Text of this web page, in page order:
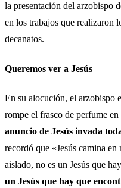
la presentación del arzobispo
en los trabajos que realizaron
decanatos.
Queremos ver a Jesús
En su alocución, el arzobispo
rompe el frasco de perfume
anuncio de Jesús invada
recordó que «Jesús camina en
aislado, no es un Jesús que
un Jesús que hay que